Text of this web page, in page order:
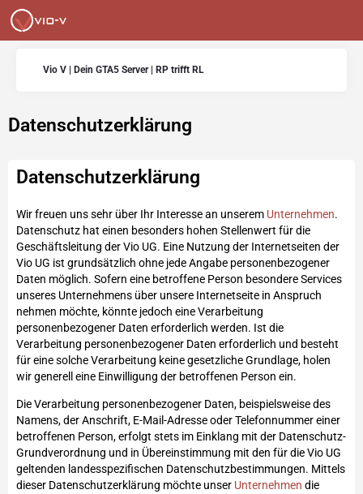
Vio V | Dein GTA5 Server | RP trifft RL
Datenschutzerklärung
Datenschutzerklärung
Wir freuen uns sehr über Ihr Interesse an unserem Unternehmen.
Datenschutz hat einen besonders hohen Stellenwert für die
Geschäftsleitung der Vio UG. Eine Nutzung der Internetseiten der
Vio UG ist grundsätzlich ohne jede Angabe personenbezogener
Daten möglich. Sofern eine betroffene Person besondere Services
unseres Unternehmens über unsere Internetseite in Anspruch
nehmen möchte, könnte jedoch eine Verarbeitung
personenbezogener Daten erforderlich werden. Ist die
Verarbeitung personenbezogener Daten erforderlich und besteht
für eine solche Verarbeitung keine gesetzliche Grundlage, holen
wir generell eine Einwilligung der betroffenen Person ein.
Die Verarbeitung personenbezogener Daten, beispielsweise des
Namens, der Anschrift, E-Mail-Adresse oder Telefonnummer einer
betroffenen Person, erfolgt stets im Einklang mit der Datenschutz-
Grundverordnung und in Übereinstimmung mit den für die Vio UG
geltenden landesspezifischen Datenschutzbestimmungen. Mittels
dieser Datenschutzerklärung möchte unser Unternehmen die